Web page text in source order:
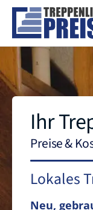
Ihr
Preise &
Lokales
Neu,